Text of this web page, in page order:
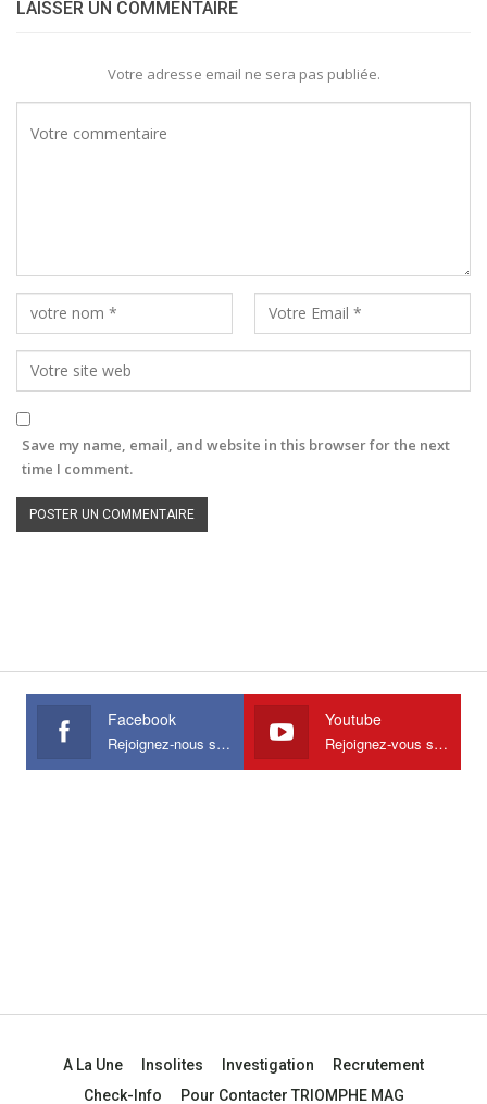
LAISSER UN COMMENTAIRE
Votre adresse email ne sera pas publiée.
Save my name, email, and website in this browser for the next
time I comment.
Facebook
Rejoignez-nous sur Facebook
Youtube
Rejoignez-vous sur Youtube
A La Une Insolites Investigation
Recrutement
Check-Info
Pour Contacter TRIOMPHE MAG